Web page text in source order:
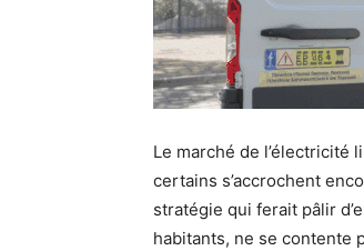
Le marché de l’électricité
certains s’accrochent
stratégie qui ferait pâlir
habitants, ne se contente